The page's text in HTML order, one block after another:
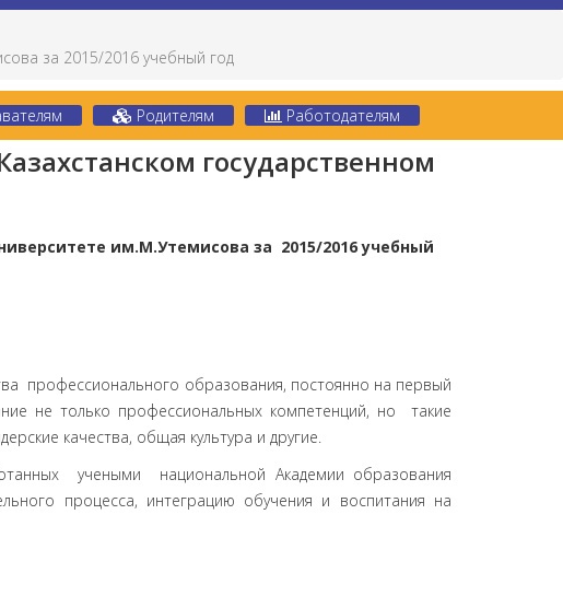
за 2015/2016 учебный год
Родителям Работодателям
государственном
им.М.Утемисова за 2015/2016 учебный
профессионального образования, постоянно на первый
не только профессиональных компетенций, но такие
качества, общая культура и другие.
учеными национальной Академии образования
процесса, интеграцию обучения и воспитания на